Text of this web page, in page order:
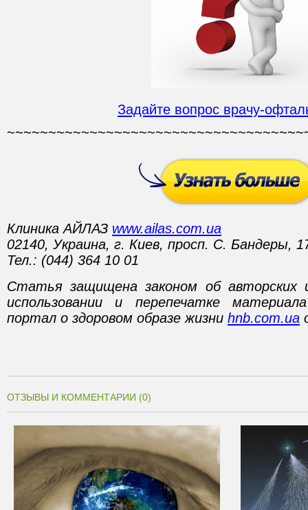
Задайте вопрос врачу-
Клиника АЙЛАЗ www.ailas.com.ua
02140, Украина, г. Киев, просп. С. Бандеры,
Тел.: (044) 364 10 01
Статья защищена законом об авторских
использовании и перепечатке
портал о здоровом образе жизни hnb.com.ua
ОТЗЫВЫ И КОММЕНТАРИИ (0)